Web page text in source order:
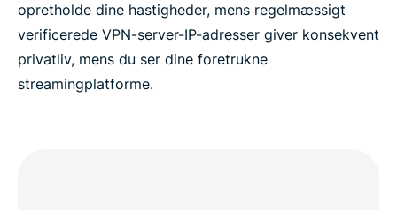
opretholde dine hastigheder, mens regelmæssigt
verificerede VPN-server-IP-adresser giver konsekvent
privatliv, mens du ser dine foretrukne
streamingplatforme.